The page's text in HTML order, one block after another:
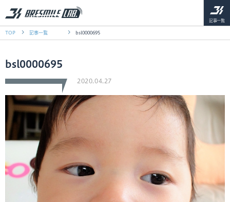
記事一覧
TOP 記事一覧 bsl0000695
bsl0000695
2020.04.27